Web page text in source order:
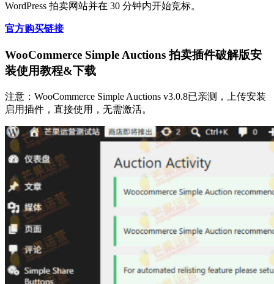
WordPress 拍卖网站并在 30 分钟内开始竞标。
官方购买链接
WooCommerce Simple Auctions 拍卖插件破解版安
装使用教程&下载
注意：WooCommerce Simple Auctions v3.0.8已亲测，上传安装
启用插件，直接使用，无需激活。